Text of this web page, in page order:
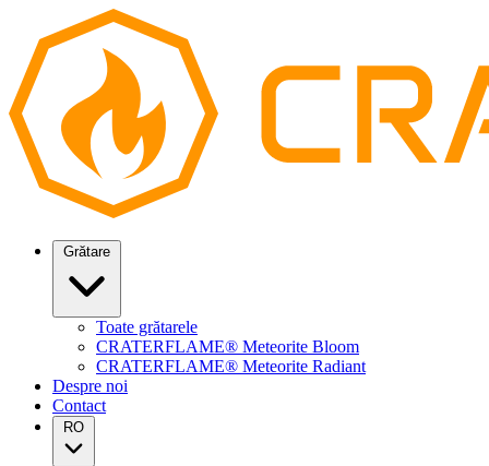
Toate grătarele
CRATERFLAME® Meteorite Bloom
CRATERFLAME® Meteorite Radiant
Despre noi
Contact
RO